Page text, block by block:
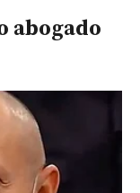
abogado